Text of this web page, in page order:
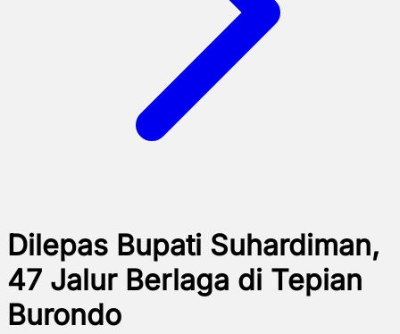
Dilepas Bupati Suhardiman,
47 Jalur Berlaga di Tepian
Burondo